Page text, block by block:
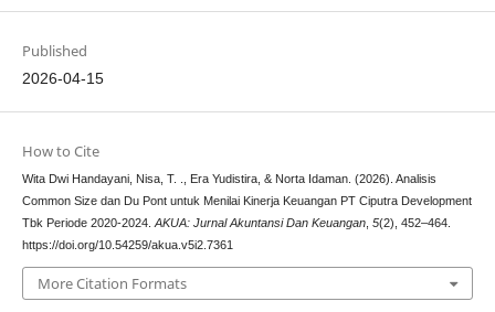
Published
2026-04-15
How to Cite
Wita Dwi Handayani, Nisa, T. ., Era Yudistira, & Norta Idaman. (2026). Analisis
Common Size dan Du Pont untuk Menilai Kinerja Keuangan PT Ciputra Development
Tbk Periode 2020-2024. AKUA: Jurnal Akuntansi Dan Keuangan, 5(2), 452–464.
https://doi.org/10.54259/akua.v5i2.7361
More Citation Formats